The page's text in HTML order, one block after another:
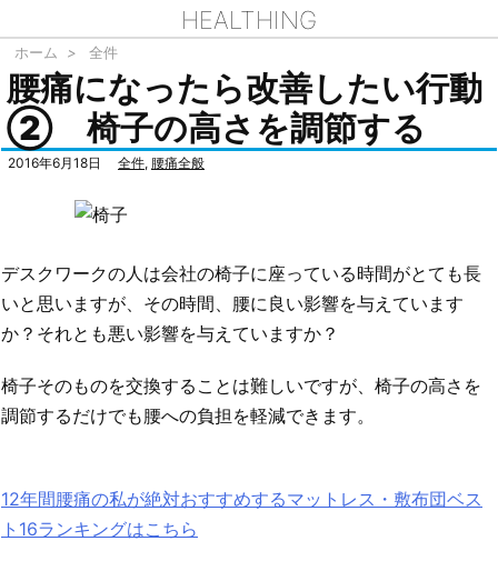
HEALTHING
ホーム > 全件
腰痛になったら改善したい行動
② 椅子の高さを調節する
2016年6月18日 全件, 腰痛全般
デスクワークの人は会社の椅子に座っている時間がとても長
いと思いますが、その時間、腰に良い影響を与えています
か？それとも悪い影響を与えていますか？
椅子そのものを交換することは難しいですが、椅子の高さを
調節するだけでも腰への負担を軽減できます。
12年間腰痛の私が絶対おすすめするマットレス・敷布団ベス
ト16ランキングはこちら